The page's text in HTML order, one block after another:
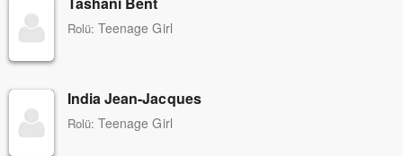
Rolü: Teenage Girl
India Jean-Jacques
Rolü: Teenage Girl